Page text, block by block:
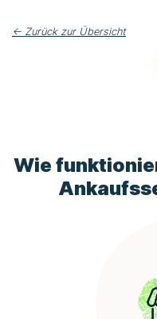
← Zurück zur Übersicht
Wie